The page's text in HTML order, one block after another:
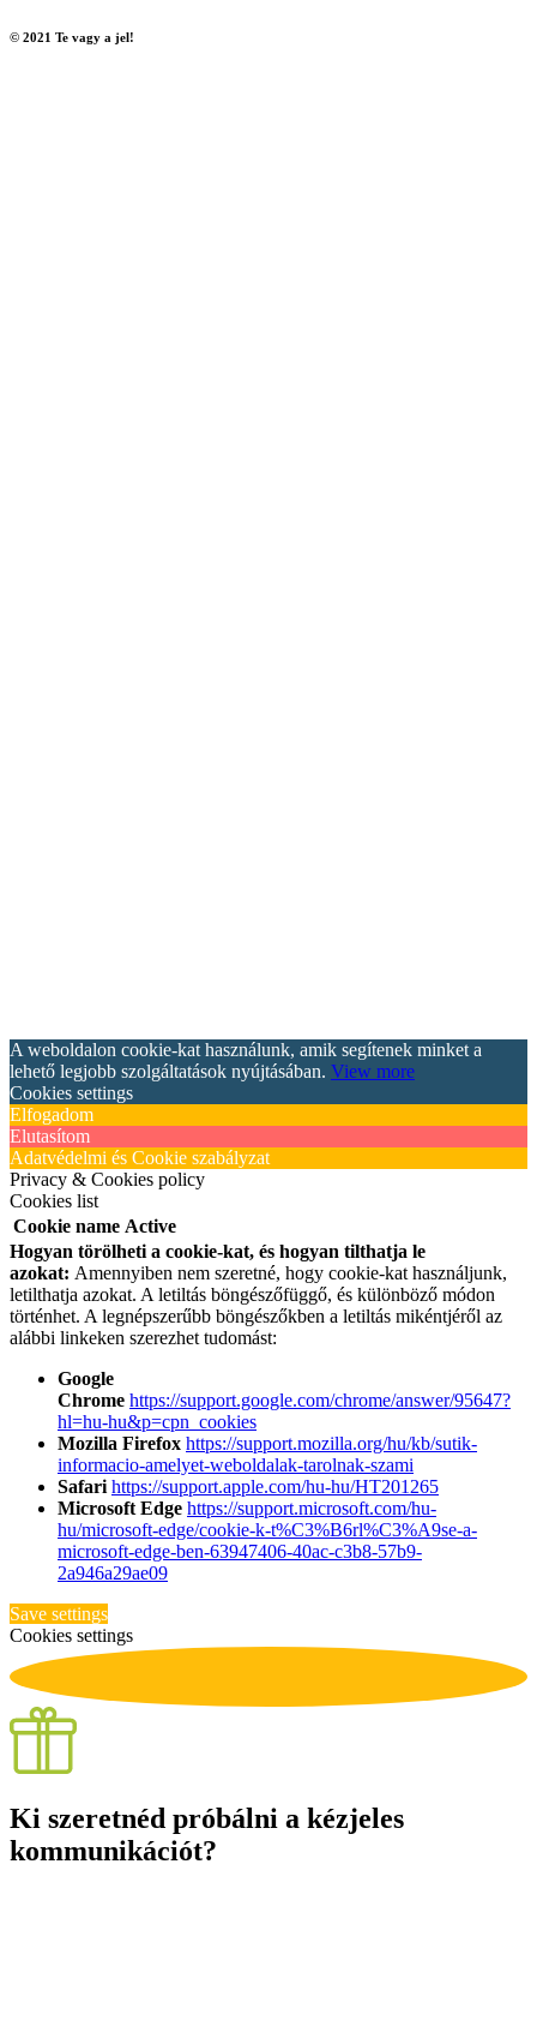
© 2021 Te vagy a jel!
A weboldalon cookie-kat használunk, amik segítenek minket a
lehető legjobb szolgáltatások nyújtásában. View more
Cookies settings
Elfogadom
Elutasítom
Adatvédelmi és Cookie szabályzat
Privacy & Cookies policy
Cookies list
Cookie name Active
Hogyan törölheti a cookie-kat, és hogyan tilthatja le
azokat: Amennyiben nem szeretné, hogy cookie-kat használjunk,
letilthatja azokat. A letiltás böngészőfüggő, és különböző módon
történhet. A legnépszerűbb böngészőkben a letiltás mikéntjéről az
alábbi linkeken szerezhet tudomást:
Google
Chrome https://support.google.com/chrome/answer/95647?
hl=hu-hu&p=cpn_cookies
Mozilla Firefox https://support.mozilla.org/hu/kb/sutik-
informacio-amelyet-weboldalak-tarolnak-szami
Safari https://support.apple.com/hu-hu/HT201265
Microsoft Edge https://support.microsoft.com/hu-
hu/microsoft-edge/cookie-k-t%C3%B6rl%C3%A9se-a-
microsoft-edge-ben-63947406-40ac-c3b8-57b9-
2a946a29ae09
Save settings
Cookies settings
Ki szeretnéd próbálni a kézjeles
kommunikációt?